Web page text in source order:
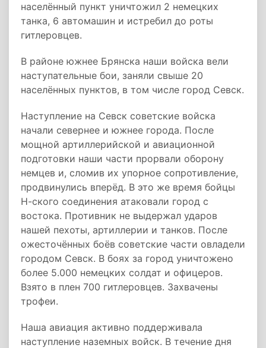
населённый пункт уничтожил 2 немецких
танка, 6 автомашин и истребил до роты
гитлеровцев.
В районе южнее Брянска наши войска вели
наступательные бои, заняли свыше 20
населённых пунктов, в том числе город Севск.
Наступление на Севск советские войска
начали севернее и южнее города. После
мощной артиллерийской и авиационной
подготовки наши части прорвали оборону
немцев и, сломив их упорное сопротивление,
продвинулись вперёд. В это же время бойцы
Н-ского соединения атаковали город с
востока. Противник не выдержал ударов
нашей пехоты, артиллерии и танков. После
ожесточённых боёв советские части овладели
городом Севск. В боях за город уничтожено
более 5.000 немецких солдат и офицеров.
Взято в плен 700 гитлеровцев. Захвачены
трофеи.
Наша авиация активно поддерживала
наступление наземных войск. В течение дня